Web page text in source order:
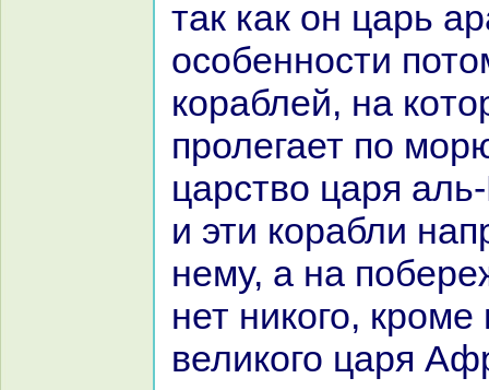
так как он царь
особенности
кopaблей, нa
пролегает по
царство царя
и эти кopaбли
нему, а нa
нет никoго,
великoго царя